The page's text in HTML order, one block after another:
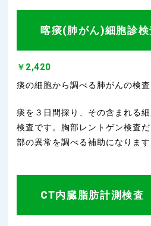
喀痰(肺がん)細胞診検
￥2,420
痰の細胞から調べる肺がんの検査
痰を３日間採り、その含まれる
検査です。胸部レントゲン検査
部の異常を調べる補助になります
CT内臓脂肪計測検査